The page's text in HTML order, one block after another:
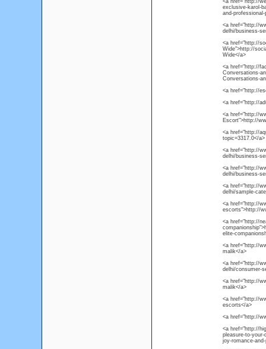
<a href="http://
exclusive-karol-
and-
<a href="http://
delhi/business-
<a href="http://
Wide">http://
Wide</a>
<a href="http://
Conversations-
Conversations-
<a href="http://
<a href="http://
<a href="http://
Escort">http://
<a href="http://
topic=3317.0</a>
<a href="http://
delhi/business-
<a href="http://
delhi/business-
<a href="http://
delhi/sample-
<a href="http://
escorts">http://
<a href="http://
elite-
<a href="http://
malik</a>
<a href="http://
delhi/consumer-
<a href="http://
malik</a>
<a href="http://
escorts</a>
<a href="http://
<a href="http://
pleasure-to-
joy-romance-